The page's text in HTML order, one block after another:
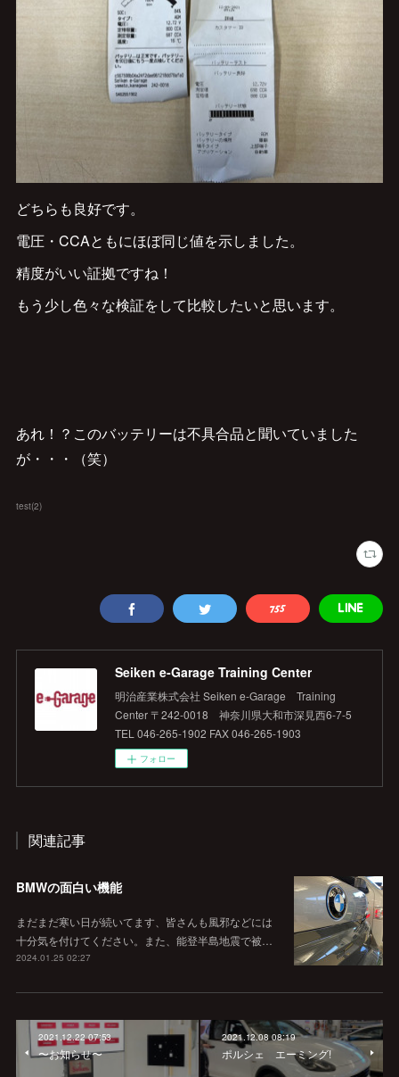
どちらも良好です。
電圧・CCAともにほぼ同じ値を示しました。
精度がいい証拠ですね！
もう少し色々な検証をして比較したいと思います。
あれ！？このバッテリーは不具合品と聞いていました
が・・・（笑）
test(2)
Seiken e‐Garage Training Center
明治産業株式会社 Seiken e‐Garage Training
Center 〒242-0018 神奈川県大和市深見西6-7-5
TEL 046-265-1902 FAX 046-265-1903
フォロー
関連記事
BMWの面白い機能
まだまだ寒い日が続いてます、皆さんも風邪などには
十分気を付けてください。また、能登半島地震で被…
2024.01.25 02:27
2021.12.22 07:53
〜お知らせ〜
2021.12.08 08:19
ポルシェ エーミング!